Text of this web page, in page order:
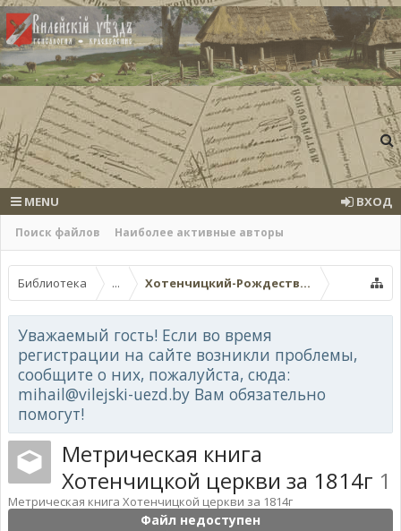
Поиск файлов Наиболее активные авторы
MENU ВХОД
Библиотека ... Хотенчицкий-Рождество-
Уважаемый гость! Если во время
регистрации на сайте возникли проблемы,
сообщите о них, пожалуйста, сюда:
mihail@vilejski-uezd.by Вам обязательно
помогут!
Файл недоступен
Метрическая книга
Хотенчицкой церкви за 1814г 1
Метрическая книга Хотенчицкой церкви за 1814г